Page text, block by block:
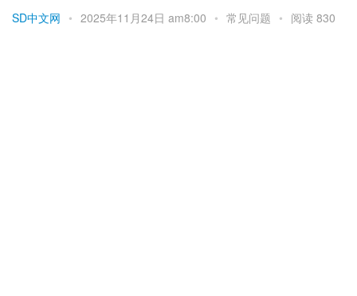
SD中文网 • 2025年11月24日 am8:00 • 常见问题 • 阅读 830